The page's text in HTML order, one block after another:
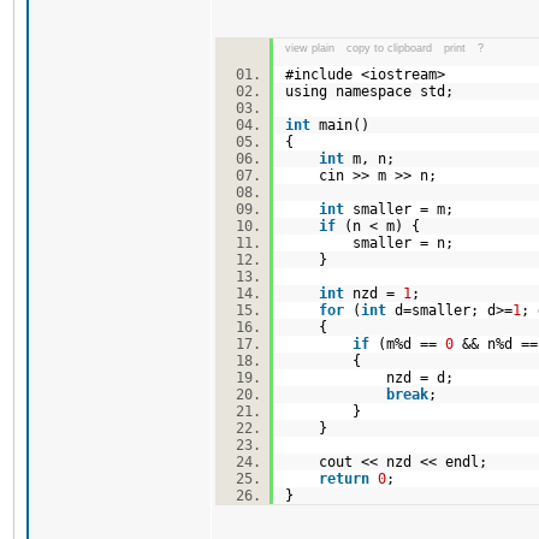
view plain copy to clipboard print ?
#include <iostream>
using namespace std;
int main()
{
int m, n;
cin >> m >> n;
int smaller = m;
if (n < m) {
smaller = n;
}
int nzd = 1 ;
for ( int d=smaller; d>=1 ;
{
if (m%d == 0 && n%d ==
{
nzd = d;
break;
}
}
cout << nzd << endl;
return 0;
}